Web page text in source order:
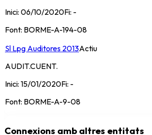
Inici: 06/10/2020Fi: -
Font: BORME-A-194-08
Sl Lpg Auditores 2013Actiu
AUDIT.CUENT.
Inici: 15/01/2020Fi: -
Font: BORME-A-9-08
Connexions amb altres entitats